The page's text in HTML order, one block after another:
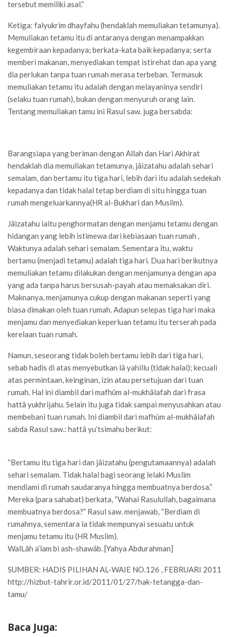
tersebut memiliki asal.”
Ketiga: falyukrim dhayfahu (hendaklah memuliakan tetamunya).
Memuliakan tetamu itu di antaranya dengan menampakkan
kegembiraan kepadanya; berkata-kata baik kepadanya; serta
memberi makanan, menyediakan tempat istirehat dan apa yang
dia perlukan tanpa tuan rumah merasa terbeban. Termasuk
memuliakan tetamu itu adalah dengan melayaninya sendiri
(selaku tuan rumah), bukan dengan menyuruh orang lain.
Tentang memuliakan tamu ini Rasul saw. juga bersabda:
Barangsiapa yang beriman dengan Allah dan Hari Akhirat
hendaklah dia memuliakan tetamunya, jâizatahu adalah sehari
semalam, dan bertamu itu tiga hari, lebih dari itu adalah sedekah
kepadanya dan tidak halal tetap berdiam di situ hingga tuan
rumah mengeluarkannya(HR al-Bukhari dan Muslim).
Jâizatahu iaitu penghormatan dengan menjamu tetamu dengan
hidangan yang lebih istimewa dari kebiasaan tuan rumah .
Waktunya adalah sehari semalam. Sementara itu, waktu
bertamu (menjadi tetamu) adalah tiga hari. Dua hari berikutnya
memuliakan tetamu dilakukan dengan menjamunya dengan apa
yang ada tanpa harus bersusah-payah atau memaksakan diri.
Maknanya, menjamunya cukup dengan makanan seperti yang
biasa dimakan oleh tuan rumah. Adapun selepas tiga hari maka
menjamu dan menyediakan keperluan tetamu itu terserah pada
kerelaan tuan rumah.
Namun, seseorang tidak boleh bertamu lebih dari tiga hari,
sebab hadis di atas menyebutkan lâ yahillu (tidak halal); kecuali
atas permintaan, keinginan, izin atau persetujuan dari tuan
rumah. Hal ini diambil dari mafhûm al-mukhâlafah dari frasa
hattâ yukhrijahu. Selain itu juga tidak sampai menyusahkan atau
membebani tuan rumah. Ini diambil dari mafhûm al-mukhâlafah
sabda Rasul saw.: hattâ yu’tsimahu berikut:
“Bertamu itu tiga hari dan jâizatahu (pengutamaannya) adalah
sehari semalam. Tidak halal bagi seorang lelaki Muslim
mendiami di rumah saudaranya hingga membuatnya berdosa.”
Mereka (para sahabat) berkata, “Wahai Rasulullah, bagaimana
membuatnya berdosa?” Rasul saw. menjawab, “Berdiam di
rumahnya, sementara ia tidak mempunyai sesuatu untuk
menjamu tetamu itu (HR Muslim).
WalLâh a’lam bi ash-shawâb. [Yahya Abdurahman]
SUMBER: HADIS PILIHAN AL-WAIE NO.126 , FEBRUARI 2011
http://hizbut-tahrir.or.id/2011/01/27/hak-tetangga-dan-
tamu/
Baca Juga: